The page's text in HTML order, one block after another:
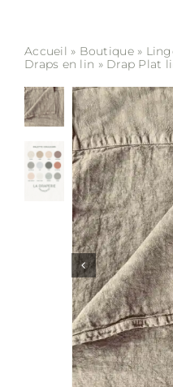
La boutique
Soldes
Matières
Entretien
Partenaires
La marque
Accueil » Boutique»
Draps en lin » Drap Plat